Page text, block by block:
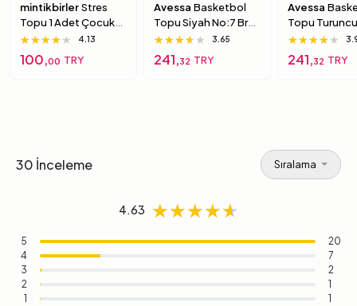
mintikbirlerStres
Topu 1 Adet Çocuk
Için Yumuşak
Süngerimsi Içi Dolu
Top 6 Numara
★★★★★
★★★★★
★★★★★ 4.13
100,00 TRY
Avessa Basketbol
Topu Siyah No:7 Brc-
7 7 Numara
★★★★★
★★★★★
★★★★★ 3.65
241,32 TRY
Avessa
Topu
Brc-7 5
★★★★★
★★★★★
★★★★★
241,32 TRY
30 İnceleme Sıralama
4.63 ★★★★★
★★★★★
★★★★★
5
20
4
7
3
2
2
1
1
1